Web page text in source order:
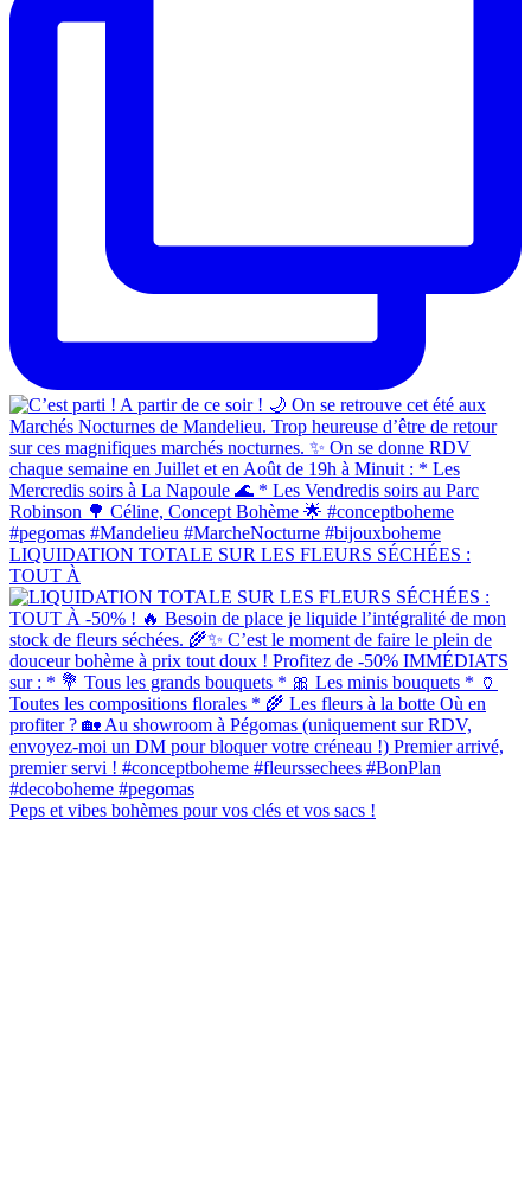
LIQUIDATION TOTALE SUR LES FLEURS SÉCHÉES :
TOUT À
Peps et vibes bohèmes pour vos clés et vos sacs !